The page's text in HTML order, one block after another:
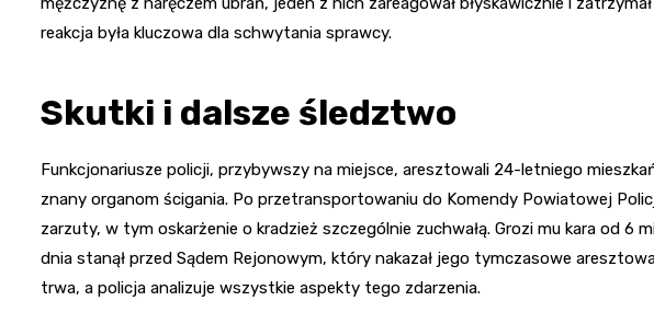
reakcja była kluczowa dla schwytania sprawcy.
Skutki i dalsze śledztwo
Funkcjonariusze policji, przybywszy na miejsce, aresztowali 24-letniego
znany organom ścigania. Po przetransportowaniu do Komendy Powiatowej
zarzuty, w tym oskarżenie o kradzież szczególnie zuchwałą. Grozi mu kara od 6
dnia stanął przed Sądem Rejonowym, który nakazał jego tymczasowe
trwa, a policja analizuje wszystkie aspekty tego zdarzenia.